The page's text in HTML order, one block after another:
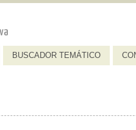
BUSCADOR TEMÁTICO